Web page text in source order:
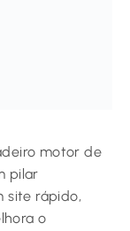
motor de
pilar
site rápido,
o